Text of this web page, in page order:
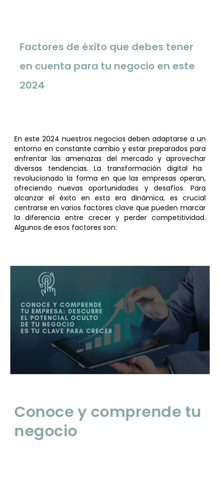
Factores de éxito que debes tener
en cuenta para tu negocio en este
2024
En este 2024 nuestros negocios deben adaptarse a un
entorno en constante cambio y estar preparados para
enfrentar las amenazas del mercado y aprovechar
diversas tendencias. La transformación digital ha
revolucionado la forma en que las empresas operan,
ofreciendo nuevas oportunidades y desafíos. Para
alcanzar el éxito en esta era dinámica, es crucial
centrarse en varios factores clave que pueden marcar
la diferencia entre crecer y perder competitividad.
Algunos de esos factores son:
Conoce y comprende tu
negocio